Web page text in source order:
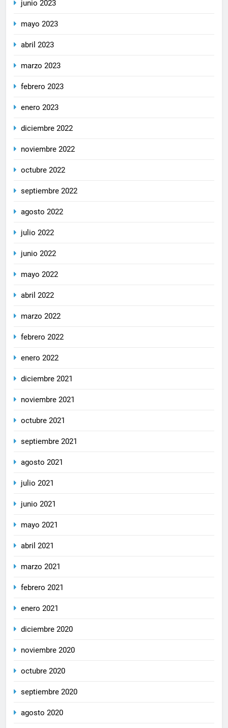
junio 2023
mayo 2023
abril 2023
marzo 2023
febrero 2023
enero 2023
diciembre 2022
noviembre 2022
octubre 2022
septiembre 2022
agosto 2022
julio 2022
junio 2022
mayo 2022
abril 2022
marzo 2022
febrero 2022
enero 2022
diciembre 2021
noviembre 2021
octubre 2021
septiembre 2021
agosto 2021
julio 2021
junio 2021
mayo 2021
abril 2021
marzo 2021
febrero 2021
enero 2021
diciembre 2020
noviembre 2020
octubre 2020
septiembre 2020
agosto 2020